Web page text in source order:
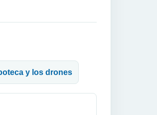
y los drones